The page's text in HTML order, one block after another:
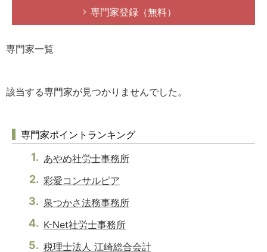
専門家登録（無料）
専門家一覧
該当する専門家が見つかりませんでした。
専門家ポイントランキング
あやめ社労士事務所
彩愛コンサルピア
泉つかさ法務事務所
K-Net社労士事務所
税理士法人 江崎総合会計